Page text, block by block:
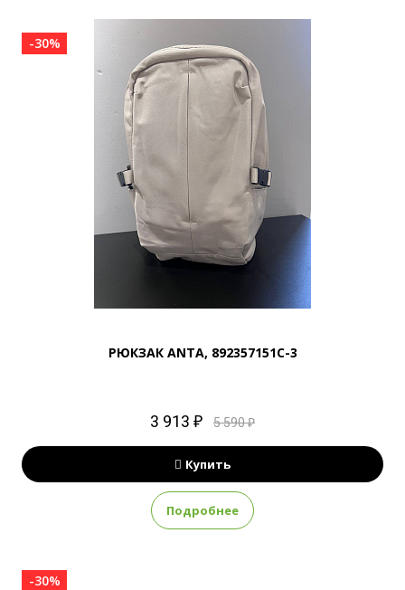
-30%
РЮКЗАК ANTA, 892357151C-3
3 913 ₽ 5 590 ₽
Купить
Подробнее
-30%